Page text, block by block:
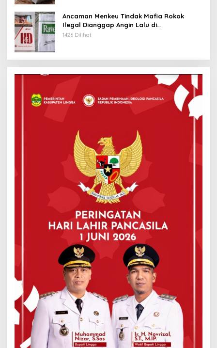
Ancaman Menkeu Tindak Mafia Rokok
Ilegal Dianggap Angin Lalu di
Tanjungpinang
1426 Dilihat